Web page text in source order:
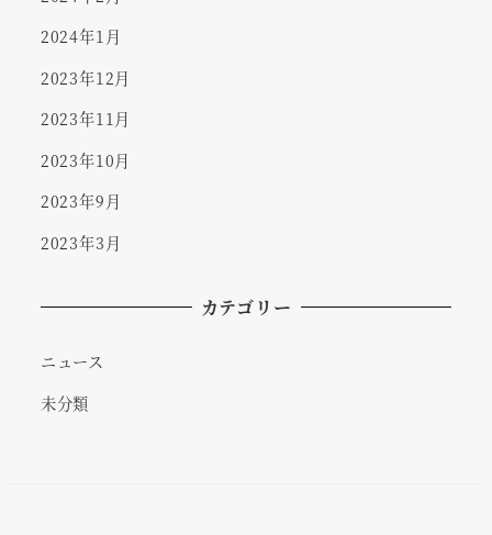
2024年1月
2023年12月
2023年11月
2023年10月
2023年9月
2023年3月
カテゴリー
ニュース
未分類